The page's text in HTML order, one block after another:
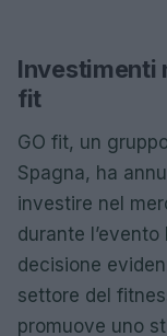
Investimenti
fit
GO fit, un
Spagna, ha
investire nel
durante
decisione
settore del
promuove uno